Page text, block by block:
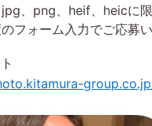
、png、heif、heicに
フォーム入力でご応募